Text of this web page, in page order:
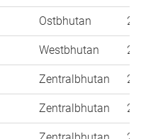
Ostbhutan
Westbhutan
Zentralbhutan
Zentralbhutan